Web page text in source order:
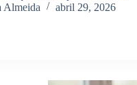
Almeida
abril 29, 2026